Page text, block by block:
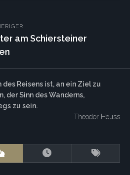
am Schiersteiner
des Reisens ist, an ein Ziel zu
der Sinn des Wanderns,
zu sein.
Theodor Heuss